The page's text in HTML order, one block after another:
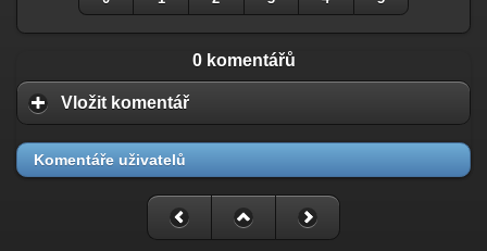
0 komentářů
Vložit komentář
Komentáře uživatelů